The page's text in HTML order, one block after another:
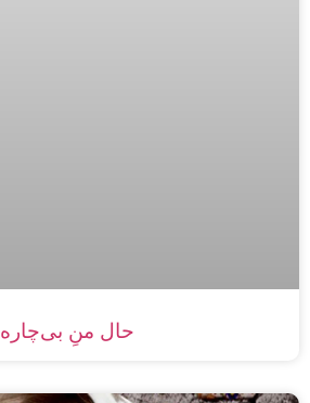
حال منِ بی‌چاره